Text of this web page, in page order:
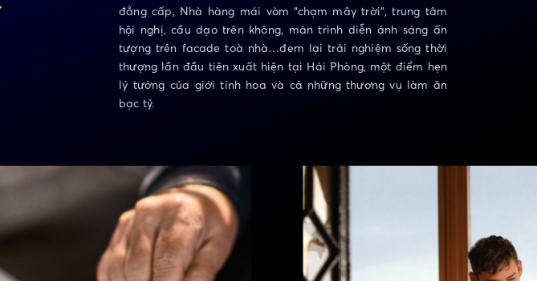
đẳng cấp, Nhà hàng mái vòm “chạm mây trời”, trung tâm
hội nghị, cầu dạo trên không, màn trình diễn ánh sáng ấn
tượng trên facade toà nhà…đem lại trải nghiệm sống thời
thượng lần đầu tiên xuất hiện tại Hải Phòng, một điểm hẹn
lý tưởng của giới tinh hoa và cả những thương vụ làm ăn
bạc tỷ.